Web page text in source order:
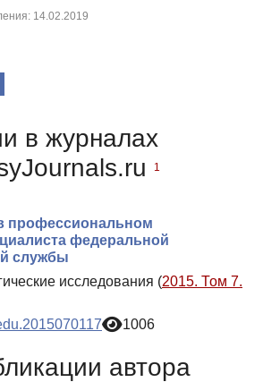
14.02.2019
в журналах
1
профессиональном
федеральной
службы
исследования (2015. Том 7.
1006
автора